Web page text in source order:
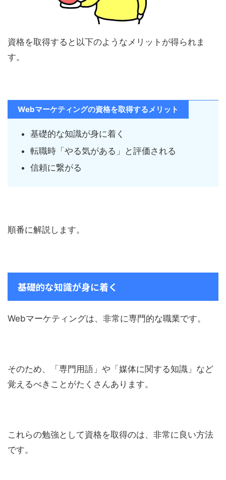
資格を取得すると以下のようなメリットが得られま
す。
Webマーケティングの資格を取得するメリット
基礎的な知識が身に着く
転職時「やる気がある」と評価される
信頼に繋がる
順番に解説します。
基礎的な知識が身に着く
Webマーケティングは、非常に専門的な職業です。
そのため、「専門用語」や「媒体に関する知識」など
覚えるべきことがたくさんあります。
これらの勉強として資格を取得のは、非常に良い方法
です。